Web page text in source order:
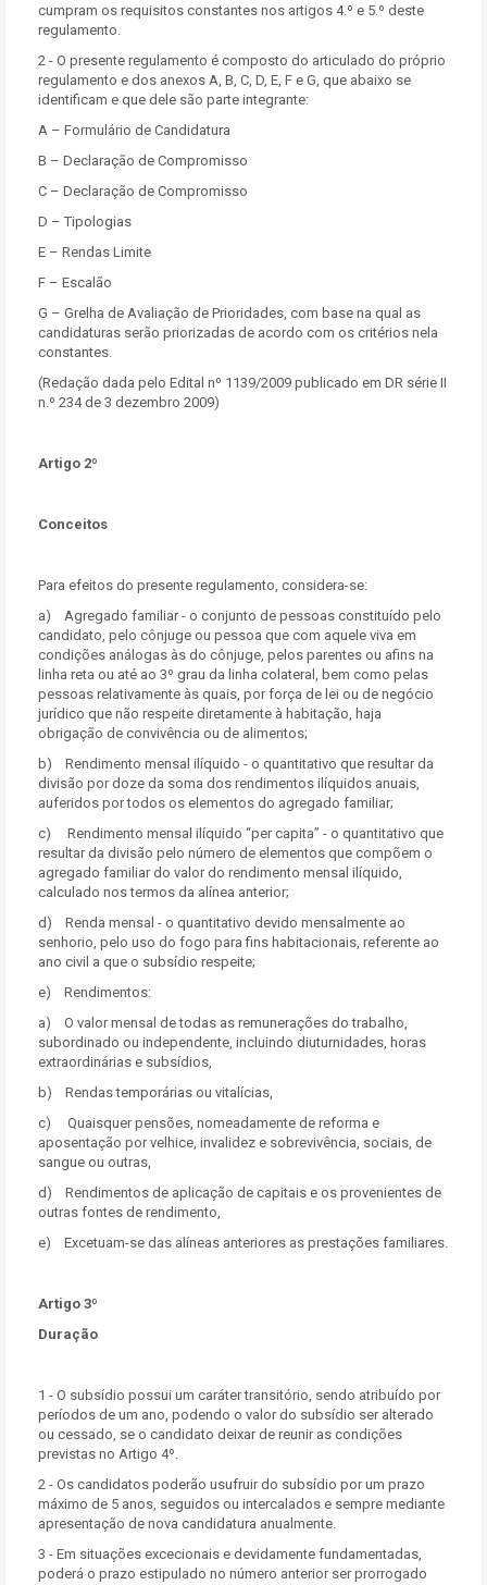
cumpram os requisitos constantes nos artigos 4.º e 5.º deste
regulamento.
2 - O presente regulamento é composto do articulado do próprio
regulamento e dos anexos A, B, C, D, E, F e G, que abaixo se
identificam e que dele são parte integrante:
A – Formulário de Candidatura
B – Declaração de Compromisso
C – Declaração de Compromisso
D – Tipologias
E – Rendas Limite
F – Escalão
G – Grelha de Avaliação de Prioridades, com base na qual as
candidaturas serão priorizadas de acordo com os critérios nela
constantes.
(Redação dada pelo Edital nº 1139/2009 publicado em DR série II
n.º 234 de 3 dezembro 2009)
Artigo 2º
Conceitos
Para efeitos do presente regulamento, considera-se:
a) Agregado familiar - o conjunto de pessoas constituído pelo
candidato, pelo cônjuge ou pessoa que com aquele viva em
condições análogas às do cônjuge, pelos parentes ou afins na
linha reta ou até ao 3º grau da linha colateral, bem como pelas
pessoas relativamente às quais, por força de lei ou de negócio
jurídico que não respeite diretamente à habitação, haja
obrigação de convivência ou de alimentos;
b) Rendimento mensal ilíquido - o quantitativo que resultar da
divisão por doze da soma dos rendimentos ilíquidos anuais,
auferidos por todos os elementos do agregado familiar;
c) Rendimento mensal ilíquido “per capita” - o quantitativo que
resultar da divisão pelo número de elementos que compõem o
agregado familiar do valor do rendimento mensal ilíquido,
calculado nos termos da alínea anterior;
d) Renda mensal - o quantitativo devido mensalmente ao
senhorio, pelo uso do fogo para fins habitacionais, referente ao
ano civil a que o subsídio respeite;
e) Rendimentos:
a) O valor mensal de todas as remunerações do trabalho,
subordinado ou independente, incluindo diuturnidades, horas
extraordinárias e subsídios,
b) Rendas temporárias ou vitalícias,
c) Quaisquer pensões, nomeadamente de reforma e
aposentação por velhice, invalidez e sobrevivência, sociais, de
sangue ou outras,
d) Rendimentos de aplicação de capitais e os provenientes de
outras fontes de rendimento,
e) Excetuam-se das alíneas anteriores as prestações familiares.
Artigo 3º
Duração
1 - O subsídio possui um caráter transitório, sendo atribuído por
períodos de um ano, podendo o valor do subsídio ser alterado
ou cessado, se o candidato deixar de reunir as condições
previstas no Artigo 4º.
2 - Os candidatos poderão usufruir do subsídio por um prazo
máximo de 5 anos, seguidos ou intercalados e sempre mediante
apresentação de nova candidatura anualmente.
3 - Em situações excecionais e devidamente fundamentadas,
poderá o prazo estipulado no número anterior ser prorrogado